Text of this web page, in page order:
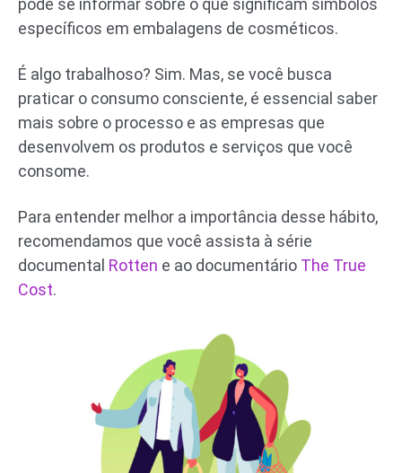
pode se informar sobre o que significam símbolos
específicos em embalagens de cosméticos.
É algo trabalhoso? Sim. Mas, se você busca
praticar o consumo consciente, é essencial saber
mais sobre o processo e as empresas que
desenvolvem os produtos e serviços que você
consome.
Para entender melhor a importância desse hábito,
recomendamos que você assista à série
documental Rotten e ao documentário The True
Cost.